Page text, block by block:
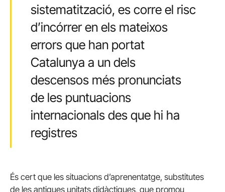
sistematització, es corre el risc
d’incórrer en els mateixos
errors que han portat
Catalunya a un dels
descensos més pronunciats
de les puntuacions
internacionals des que hi ha
registres
És cert que les situacions d’aprenentatge, substitutes
de les antigues unitats didàctiques, que promou